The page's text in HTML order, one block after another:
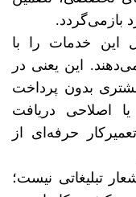
این خدمات را با
این یعنی در
بدون پرداخت
اصلاحی دریافت
حرفه‌ای از
تبلیغاتی نیست؛